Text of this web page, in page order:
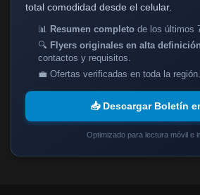
total comodidad desde el celular.
📊 Resumen completo de los últimos
🔍 Flyers originales en alta definición
contactos y requisitos.
💼 Ofertas verificadas en toda la región.
📥 Descargar Boletín
Optimizado para lectura móvil e